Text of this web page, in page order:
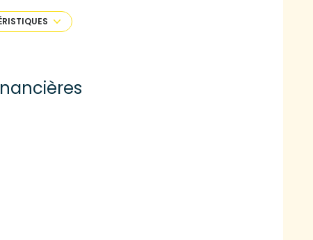
1 côté(s) mitoyen(s)